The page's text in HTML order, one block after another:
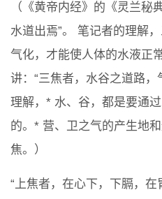
（《黄帝内经》的《灵兰秘
水道出焉”。 笔记者的理解
气化，才能使人体的水液正
讲：“三焦者，水谷之道路
理解，* 水、谷，都是要通
的。* 营、卫之气的产生地
焦。）
“上焦者，在心下，下膈，